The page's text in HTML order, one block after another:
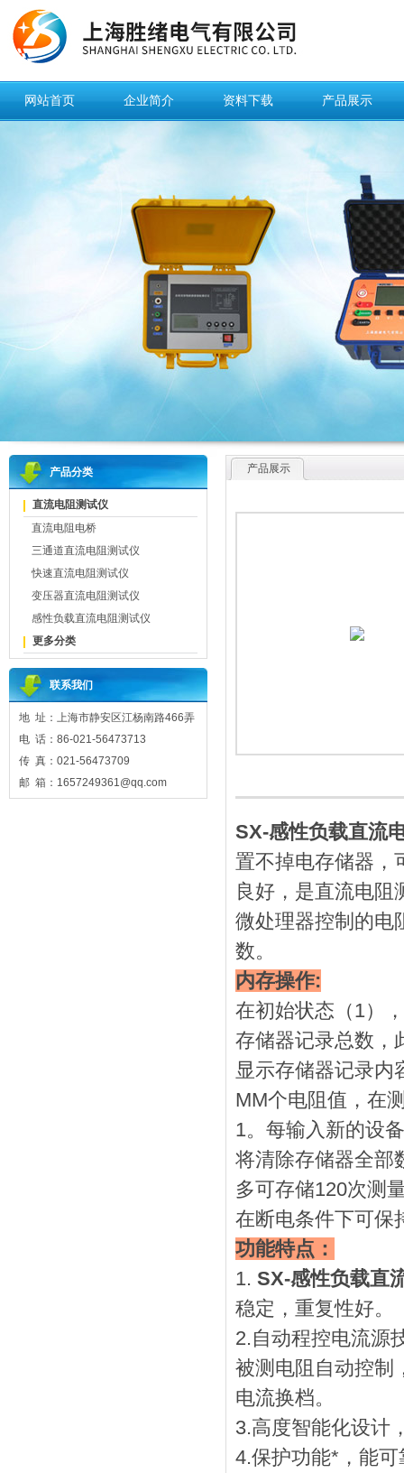
网站首页 企业简介 资料下载 产品展示
产品分类
直流电阻测试仪
直流电阻电桥
三通道直流电阻测试仪
快速直流电阻测试仪
变压器直流电阻测试仪
感性负载直流电阻测试仪
更多分类
联系我们
地 址：上海市静安区江杨南路466弄
电 话：86-021-56473713
传 真：021-56473709
邮 箱：1657249361@qq.com
产品展示
SX-感性负载直流
置不掉电存储器，
良好，是直流电阻
微处理器控制的电
数。
内存操作:
在初始状态（1）
存储器记录总数，
显示存储器记录内
MM个电阻值，在
1。每输入新的设
将清除存储器全部
多可存储120次测
在断电条件下可保
功能特点：
1. SX-感性负载直
稳定，重复性好。
2.自动程控电流源
被测电阻自动控制
电流换档。
3.高度智能化设计
4.保护功能*，能